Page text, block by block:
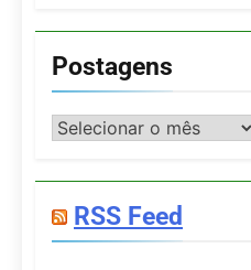
Postagens
Postagens
RSS Feed